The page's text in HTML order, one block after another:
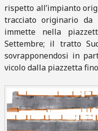
rispetto all’impianto
tracciato originario
immette nella
Settembre; il tratto
sovrapponendosi in
vicolo dalla piazzetta fino